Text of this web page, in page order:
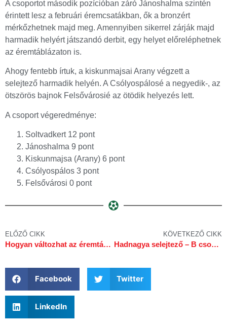
A csoportot második pozícióban záró Jánoshalma szintén
érintett lesz a februári éremcsatákban, ők a bronzért
mérkőzhetnek majd meg. Amennyiben sikerrel zárják majd
harmadik helyért játszandó derbit, egy helyet előreléphetnek
az éremtáblázaton is.
Ahogy fentebb írtuk, a kiskunmajsai Arany végzett a
selejtező harmadik helyén. A Csólyospálosé a negyedik-, az
ötszörös bajnok Felsővárosié az ötödik helyezés lett.
A csoport végeredménye:
Soltvadkert 12 pont
Jánoshalma 9 pont
Kiskunmajsa (Arany) 6 pont
Csólyospálos 3 pont
Felsővárosi 0 pont
ELŐZŐ CIKK
Hogyan változhat az éremtáblázat?
KÖVETKEZŐ CIKK
Hadnagya selejtező – B csoport
Facebook Twitter
LinkedIn